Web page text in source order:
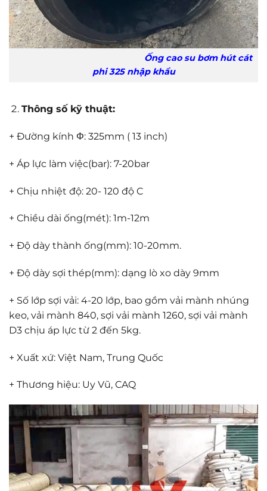
Ống cao su bơm hút cát
phi 325 nhập khẩu
Thông số kỹ thuật:
+ Đường kính Φ: 325mm ( 13 inch)
+ Áp lực làm việc(bar): 7-20bar
+ Chịu nhiệt độ: 20- 120 độ C
+ Chiều dài ống(mét): 1m-12m
+ Độ dày thành ống(mm): 10-20mm.
+ Độ dày sợi thép(mm): dạng lò xo dày 9mm
+ Số lớp sợi vải: 4-20 lớp, bao gồm vải mành nhúng
keo, vải mành 840, sợi vải mành 1260, sợi vải mành
D3 chịu áp lực từ 2 đến 5kg.
+ Xuất xứ: Việt Nam, Trung Quốc
+ Thương hiệu: Uy Vũ, CAQ